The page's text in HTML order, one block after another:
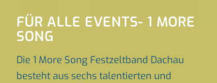
FÜR ALLE EVENTS- 1 MORE
SONG
Die 1 More Song Festzeltband Dachau
besteht aus sechs talentierten und